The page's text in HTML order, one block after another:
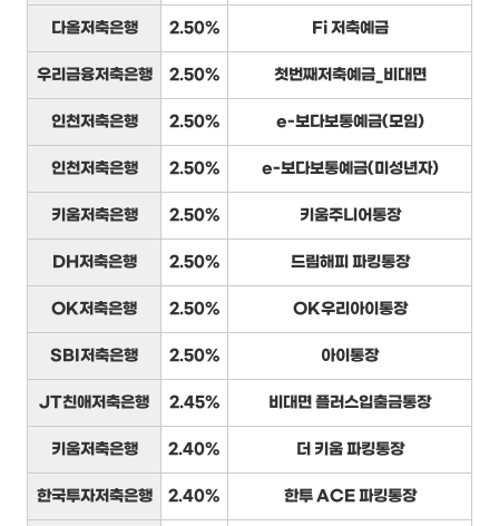
다올저축은행 2.50% Fi 저축예금
우리금융저축은행 2.50% 첫번째저축예금_비대면
인천저축은행 2.50% e-보다보통예금(모임)
인천저축은행 2.50% e-보다보통예금(미성년자)
키움저축은행 2.50% 키움주니어통장
DH저축은행 2.50% 드림해피 파킹통장
OK저축은행 2.50% OK우리아이통장
SBI저축은행 2.50% 아이통장
JT친애저축은행 2.45% 비대면 플러스입출금통장
키움저축은행 2.40% 더 키움 파킹통장
한국투자저축은행 2.40% 한투 ACE 파킹통장